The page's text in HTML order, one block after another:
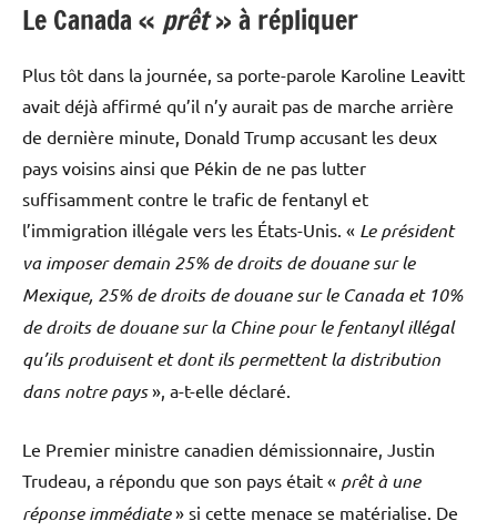
Le Canada « prêt» à répliquer
Plus tôt dans la journée, sa porte-parole Karoline Leavitt
avait déjà affirmé qu’il n’y aurait pas de marche arrière
de dernière minute, Donald Trump accusant les deux
pays voisins ainsi que Pékin de ne pas lutter
suffisamment contre le trafic de fentanyl et
l’immigration illégale vers les États-Unis. « Le président
va imposer demain 25% de droits de douane sur le
Mexique, 25% de droits de douane sur le Canada et 10%
de droits de douane sur la Chine pour le fentanyl illégal
qu’ils produisent et dont ils permettent la distribution
dans notre pays», a-t-elle déclaré.
Le Premier ministre canadien démissionnaire, Justin
Trudeau, a répondu que son pays était « prêt à une
réponse immédiate» si cette menace se matérialise. De